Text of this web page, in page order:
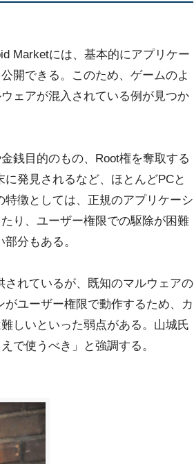
Marketには、基本的にアプリケー
開できる。このため、ゲームのよ
ェアが混入されている例が見つか
銭目的のもの、Root権を奪取する
発見されるなど、ほとんどPCと
徴としては、正規のアプリケーシ
り、ユーザー権限での駆除が困難
分もある。
れているが、既知のマルウェアの
ユーザー権限で動作するため、カ
しいといった弱点がある。山城氏
で使うべき」と強調する。